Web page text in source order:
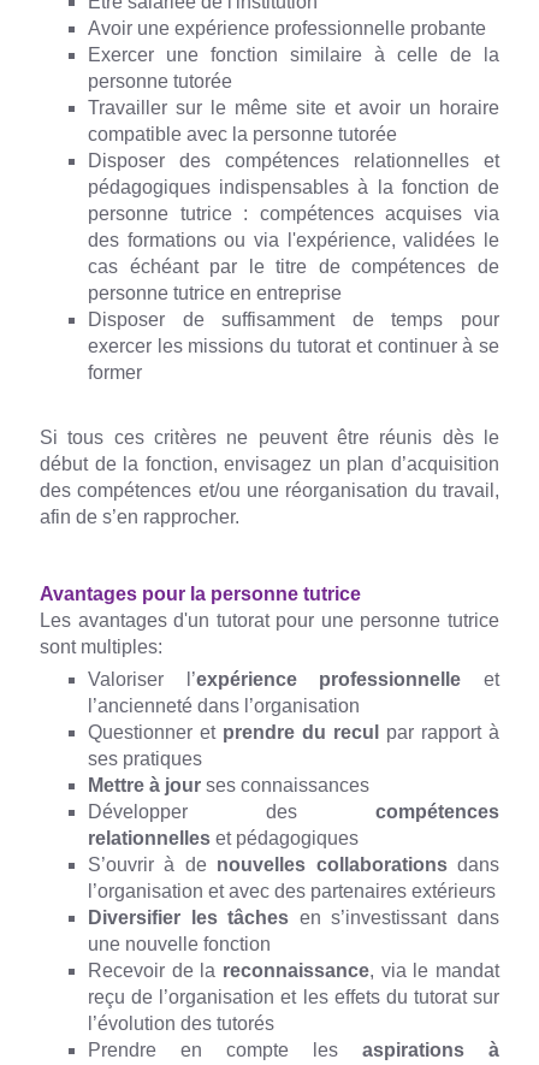
Avoir une expérience professionnelle probante
Exercer une fonction similaire à celle de la
personne tutorée
Travailler sur le même site et avoir un horaire
compatible avec la personne tutorée
Disposer des compétences relationnelles et
pédagogiques indispensables à la fonction de
personne tutrice : compétences acquises via
des formations ou via l'expérience, validées le
cas échéant par le titre de compétences de
personne tutrice en entreprise
Disposer de suffisamment de temps pour
exercer les missions du tutorat et continuer à se
former
Si tous ces critères ne peuvent être réunis dès le
début de la fonction, envisagez un plan d’acquisition
des compétences et/ou une réorganisation du travail,
afin de s’en rapprocher.
Avantages pour la personne tutrice
Les avantages d'un tutorat pour une personne tutrice
sont multiples:
Valoriser l’expérience professionnelle et
l’ancienneté dans l’organisation
Questionner et prendre du recul
par rapport à
ses pratiques
Mettre à jourses connaissances
Développer descompétences
relationnelleset pédagogiques
S’ouvrir à de nouvelles collaborationsdans
l’organisation et avec des partenaires extérieurs
Diversifier les tâches en s’investissant dans
une nouvelle fonction
Recevoir de la reconnaissance, via le mandat
reçu de l’organisation et les effets du tutorat sur
l’évolution des tutorés
Prendre en compte lesaspirations à